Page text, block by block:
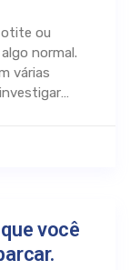
ou
normal.
várias
você